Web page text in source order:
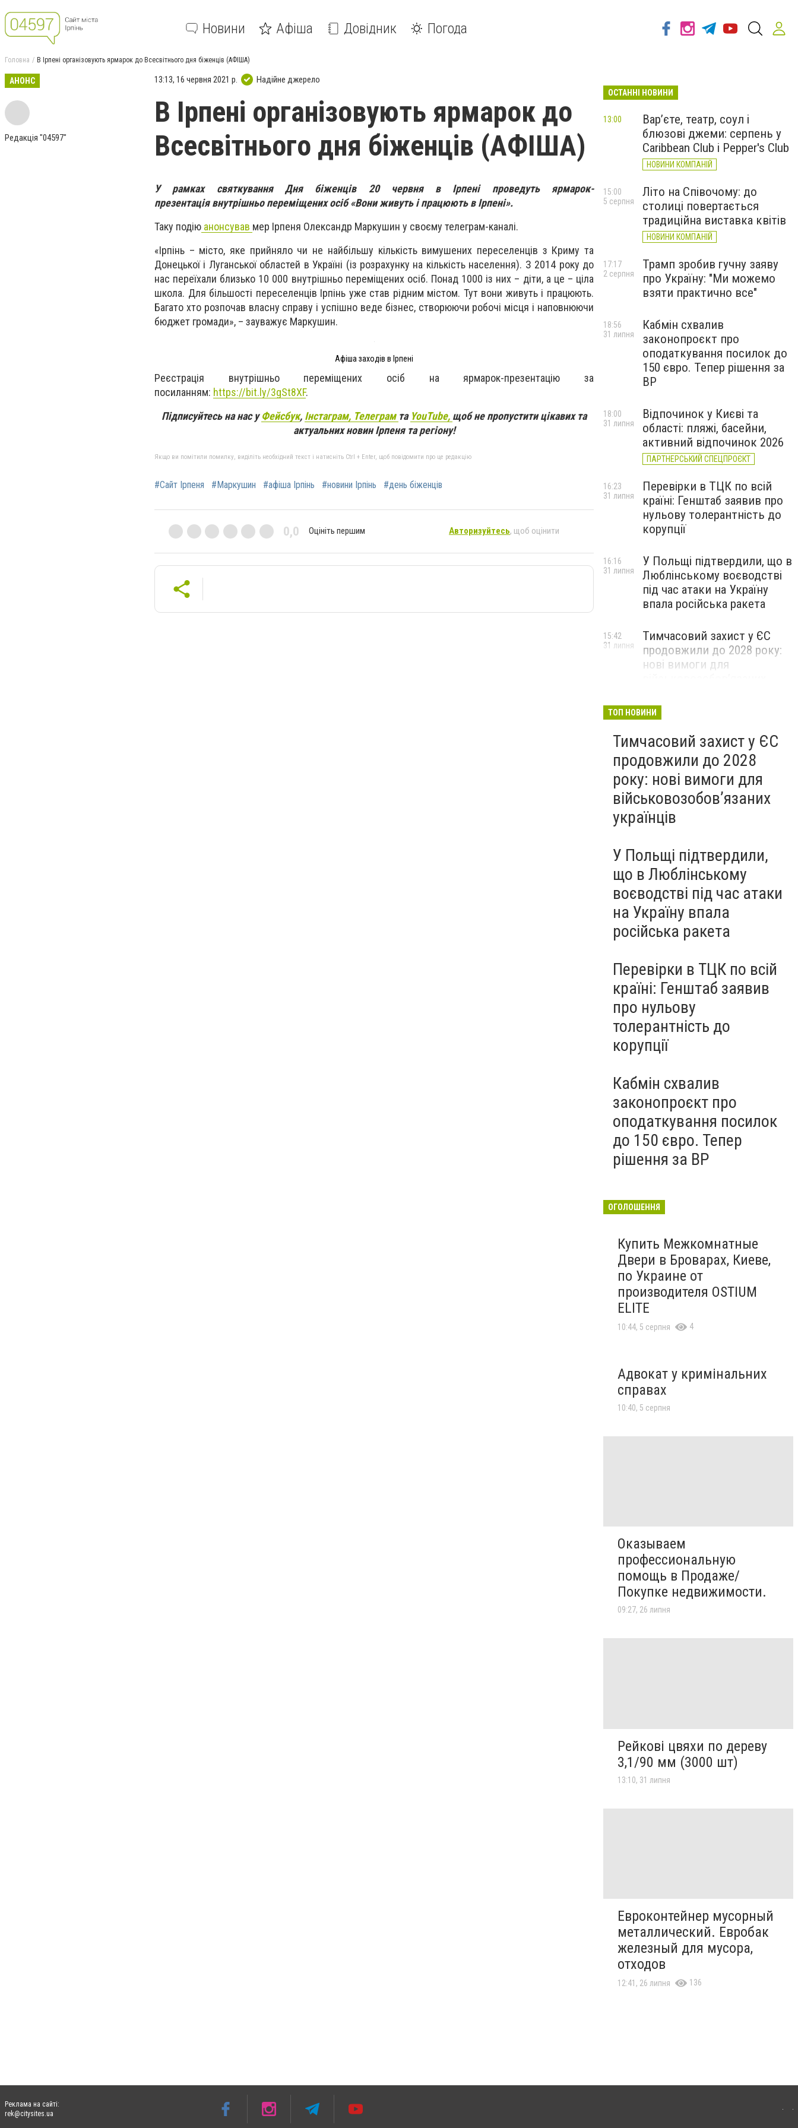
Новини Афіша Довідник Погода
Головна В Ірпені організовують ярмарок до Всесвітнього дня біженців (АФІША)
АНОНС
Редакція "04597"
13:13, 16 червня 2021 р. Надійне джерело
В Ірпені організовують ярмарок до
Всесвітнього дня біженців (АФІША)
У рамках святкування Дня біженців 20 червня в Ірпені проведуть ярмарок-
презентація внутрішньо переміщених осіб «Вони живуть і працюють в Ірпені».
Таку подію анонсував мер Ірпеня Олександр Маркушин у своєму телеграм-каналі.
«Ірпінь – місто, яке прийняло чи не найбільшу кількість вимушених переселенців з Криму та
Донецької і Луганської областей в Україні (із розрахунку на кількість населення). З 2014 року до
нас переїхали близько 10 000 внутрішньо переміщених осіб. Понад 1000 із них – діти, а це – ціла
школа. Для більшості переселенців Ірпінь уже став рідним містом. Тут вони живуть і працюють.
Багато хто розпочав власну справу і успішно веде бізнес, створюючи робочі місця і наповнюючи
бюджет громади», – зауважує Маркушин.
Афіша заходів в Ірпені
Реєстрація внутрішньо переміщених осіб на ярмарок-презентацію за
посиланням: https://bit.ly/3gSt8XF.
Підписуйтесь на нас уФейсбук, Інстаграм, Телеграм та YouTube, щоб не пропустити цікавих та
актуальних новин Ірпеня та регіону!
Якщо ви помітили помилку, виділіть необхідний текст і натисніть Ctrl + Enter, щоб повідомити про це редакцію
#Сайт Ірпеня #Маркушин #афіша Ірпінь #новини Ірпінь #день біженців
0,0 Оцініть першим Авторизуйтесь, щоб оцінити
ОСТАННІ НОВИНИ
Вар’єте, театр, соул і
блюзові джеми: серпень у
Caribbean Club і Pepper's Club
НОВИНИ КОМПАНІЙ
13:00
Літо на Співочому: до
столиці повертається
традиційна виставка квітів
НОВИНИ КОМПАНІЙ
15:00
5 серпня
Трамп зробив гучну заяву
про Україну: "Ми можемо
взяти практично все"
17:17
2 серпня
Кабмін схвалив
законопроєкт про
оподаткування посилок до
150 євро. Тепер рішення за
ВР
18:56
31 липня
Відпочинок у Києві та
області: пляжі, басейни,
активний відпочинок 2026
ПАРТНЕРСЬКИЙ СПЕЦПРОЄКТ
18:00
31 липня
Перевірки в ТЦК по всій
країні: Генштаб заявив про
нульову толерантність до
корупції
16:23
31 липня
У Польщі підтвердили, що в
Люблінському воєводстві
під час атаки на Україну
впала російська ракета
16:16
31 липня
Тимчасовий захист у ЄС
продовжили до 2028 року:
нові вимоги для
15:42
31 липня
ТОП НОВИНИ
Тимчасовий захист у ЄС
продовжили до 2028
року: нові вимоги для
військовозобов’язаних
українців
У Польщі підтвердили,
що в Люблінському
воєводстві під час атаки
на Україну впала
російська ракета
Перевірки в ТЦК по всій
країні: Генштаб заявив
про нульову
толерантність до
корупції
Кабмін схвалив
законопроєкт про
оподаткування посилок
до 150 євро. Тепер
рішення за ВР
ОГОЛОШЕННЯ
Купить Межкомнатные
Двери в Броварах, Киеве,
по Украине от
производителя OSTIUM
ELITE
10:44, 5 серпня 4
Адвокат у кримінальних
справах
10:40, 5 серпня
Оказываем
профессиональную
помощь в Продаже/
Покупке недвижимости.
09:27, 26 липня
Рейкові цвяхи по дереву
3,1/90 мм (3000 шт)
13:10, 31 липня
Евроконтейнер мусорный
металлический. Евробак
железный для мусора,
отходов
12:41, 26 липня 136
Реклама на сайті:
rek@citysites.ua